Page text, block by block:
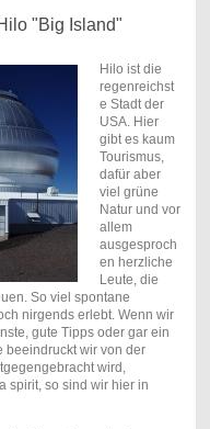
"Big Island"
Hilo ist die
regenreichst
e Stadt der
USA. Hier
gibt es kaum
Tourismus,
dafür aber
viel grüne
Natur und vor
allem
ausgesproch
en herzliche
Leute, die
So viel spontane
nirgends erlebt. Wenn wir
gute Tipps oder gar ein
beeindruckt wir von der
wird,
spirit, so sind wir hier in